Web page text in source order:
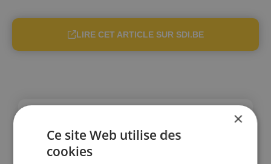
LIRE CET ARTICLE SUR SDI.BE
×
Ce site Web utilise des
cookies